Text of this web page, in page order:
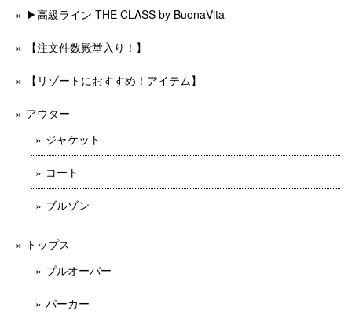
▶︎高級ライン THE CLASS by BuonaVita
【注文件数殿堂入り！】
【リゾートにおすすめ！アイテム】
アウター
ジャケット
コート
ブルゾン
トップス
プルオーバー
パーカー